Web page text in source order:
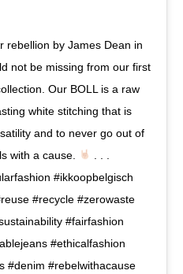
rebellion by James Dean in
not be missing from our first
Our BOLL is a raw
white stitching that is
and to never go out of
with a cause.
#ikkoopbelgisch
#recycle #zerowaste
#fairfashion
#ethicalfashion
#denim #rebelwithacause